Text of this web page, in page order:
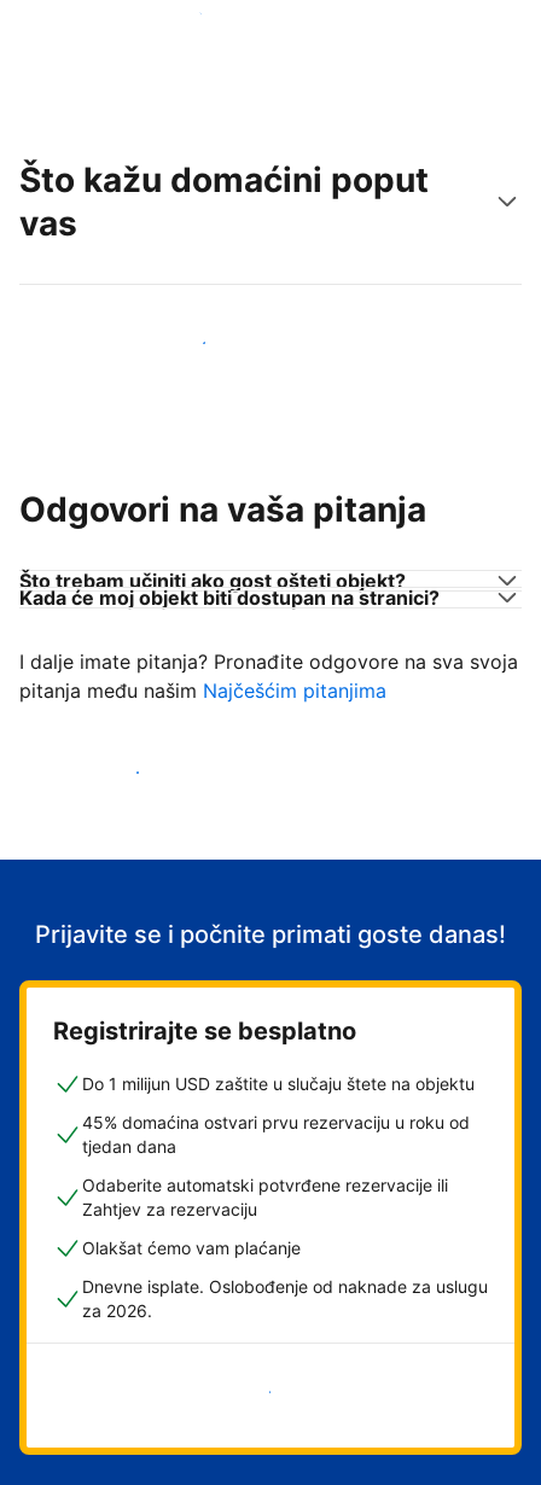
Doprite do novih gostiju već danas
Što kažu domaćini poput
vas
Pridružite se domaćinima poput vas
Odgovori na vaša pitanja
Što trebam učiniti ako gost ošteti objekt?
Kada će moj objekt biti dostupan na stranici?
I dalje imate pitanja? Pronađite odgovore na sva svoja
pitanja među našim Najčešćim pitanjima
Počnite primati goste
Prijavite se i počnite primati goste danas!
Registrirajte se besplatno
Do 1 milijun USD zaštite u slučaju štete na objektu
45% domaćina ostvari prvu rezervaciju u roku od
tjedan dana
Odaberite automatski potvrđene rezervacije ili
Zahtjev za rezervaciju
Olakšat ćemo vam plaćanje
Dnevne isplate. Oslobođenje od naknade za uslugu
za 2026.
Započni odmah